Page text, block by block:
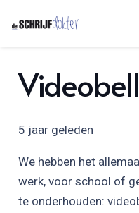
5 jaar geleden
We hebben het
werk, voor school of
te onderhouden: